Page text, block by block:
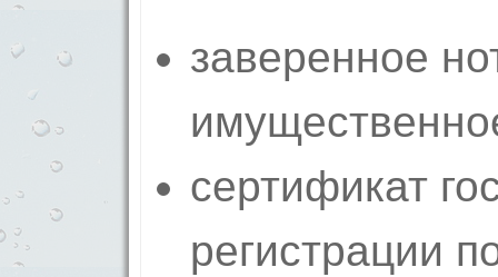
заверенное
сертификат
регистрации